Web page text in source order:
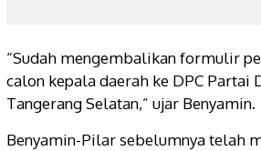
“Sudah mengembalikan formulir
calon kepala daerah ke DPC Partai
Tangerang Selatan,” ujar Benyamin.
Benyamin-Pilar sebelumnya telah